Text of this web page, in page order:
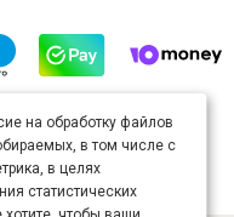
полицензии Creative
(«Атрибуция») 4.0
на обработку файлов
в том числе с
в целях
статистических